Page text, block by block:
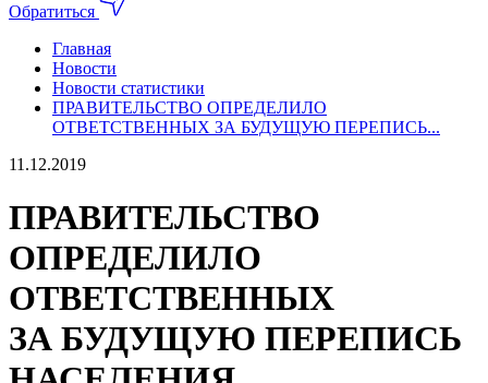
Обратиться
Главная
Новости
Новости статистики
ПРАВИТЕЛЬСТВО ОПРЕДЕЛИЛО
ОТВЕТСТВЕННЫХ ЗА БУДУЩУЮ ПЕРЕПИСЬ...
11.12.2019
ПРАВИТЕЛЬСТВО
ОПРЕДЕЛИЛО
ОТВЕТСТВЕННЫХ
ЗА БУДУЩУЮ ПЕРЕПИСЬ